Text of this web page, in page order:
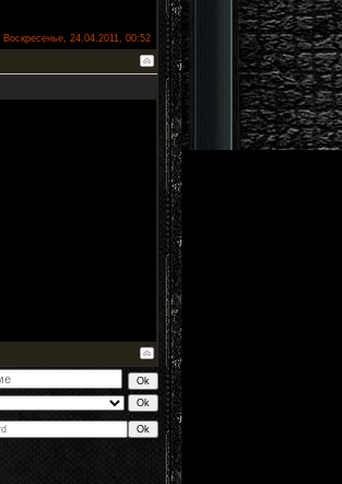
Воскресенье, 24.04.2011, 00:52